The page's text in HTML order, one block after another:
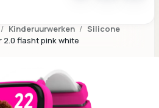
Kinderuurwerken
Silicone
2.0 flasht pink white